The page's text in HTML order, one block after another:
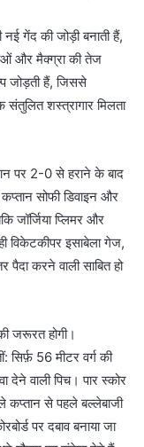
गेंद की जोड़ी बनाती हैं,
और मैक्ग्रा की तेज
जोड़ती हैं, जिससे
शस्त्रागार मिलता
पर 2-0 से हराने के बाद
सोफी डिवाइन और
जॉर्जिया प्लिमर और
विकेटकीपर इसाबेला गेज,
करने वाली साबित हो
जरूरत होगी।
सिर्फ़ 56 मीटर वर्ग की
वाली पिच। पार स्कोर
से पहले बल्लेबाजी
पर दबाव बनाया जा